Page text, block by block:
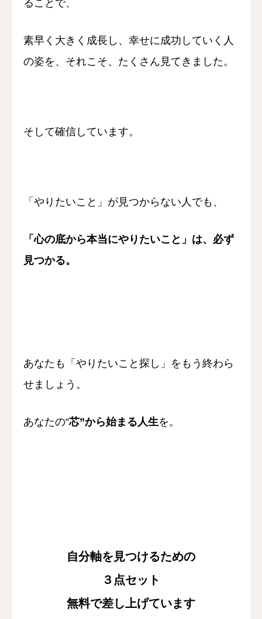
ることで、
素早く大きく成長し、幸せに成功していく人
の姿を、 それこそ、たくさん見てきました。
そして確信しています。
「やりたいこと」が見つからない人でも、
「心の底から本当にやりたいこと」は、 必ず
見つかる。
あなたも「やりたいこと探し」をもう終わら
せましょう。
あなたの“芯”から始まる人生を。
自分軸を見つけるための
３点セット
無料で差し上げています